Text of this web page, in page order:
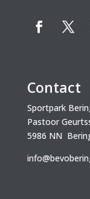
Contact
Sportpark
Pastoor
5986 NN